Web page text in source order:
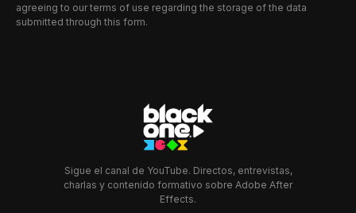
agreeing to our terms of use regarding the storage of the data
submitted through this form.
Sigue el canal de YouTube. Directos, entrevistas,
charlas y contenido formativo sobre Adobe After
Effects.